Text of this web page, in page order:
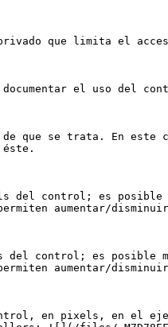
que limita el
el uso del
que se trata. En este
éste.
del control; es
permiten aumentar/
del control; es posible
permiten aumentar/
en pixels, en el eje